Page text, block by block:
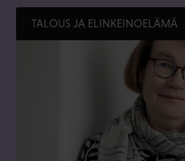
TALOUS JA ELINKEINOELÄMÄ